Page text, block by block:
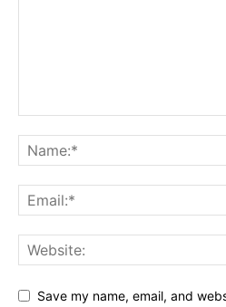
Save my name, email, and